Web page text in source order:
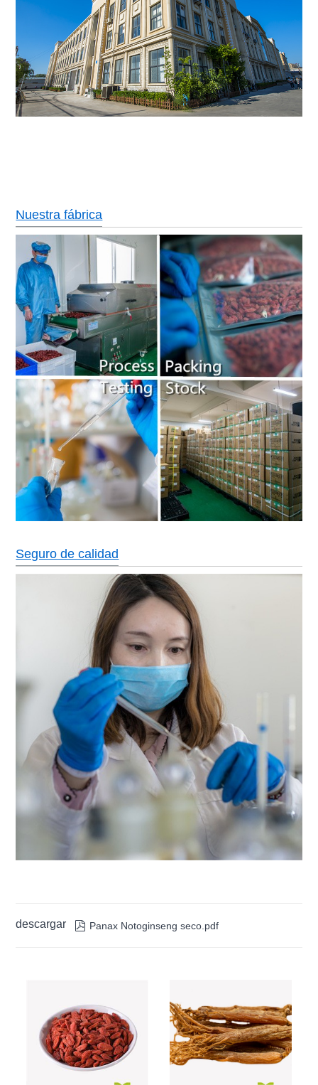
Nuestra fábrica
Seguro de calidad
descargar  Panax Notoginseng seco.pdf